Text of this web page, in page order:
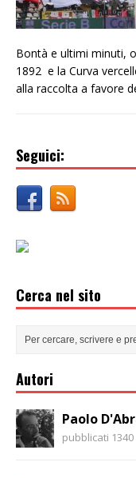
Bontà e ultimi minuti,
1892 e la Curva
alla raccolta a favore
Seguici:
Cerca nel sito
Autori
Paolo
pubblicati